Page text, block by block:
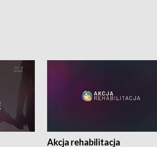
Akcja rehabilitacja